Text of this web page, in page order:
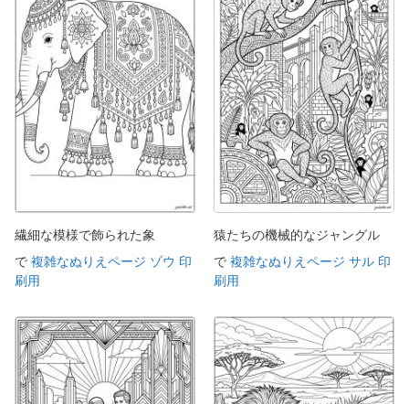
繊細な模様で飾られた象
で 複雑なぬりえページ ゾウ 印
刷用
猿たちの機械的なジャングル
で 複雑なぬりえページ サル 印
刷用